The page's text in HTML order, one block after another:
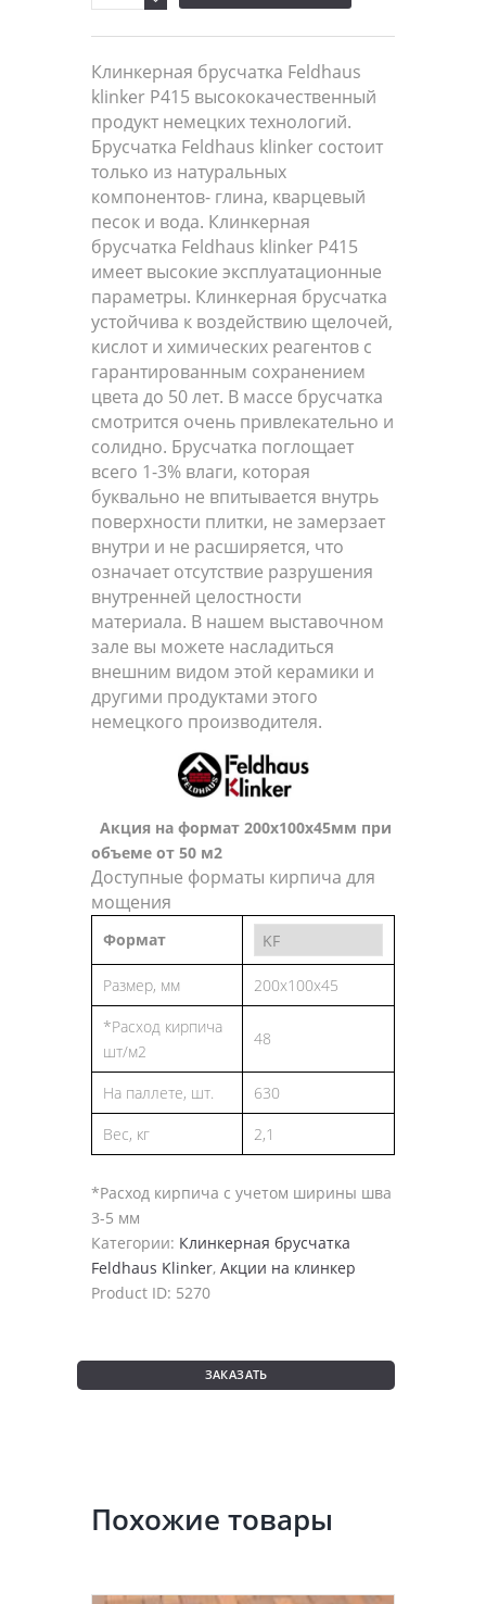
Клинкерная брусчатка Feldhaus
klinker P415 высококачественный
продукт немецких технологий.
Брусчатка Feldhaus klinker состоит
только из натуральных
компонентов- глина, кварцевый
песок и вода. Клинкерная
брусчатка Feldhaus klinker P415
имеет высокие эксплуатационные
параметры. Клинкерная брусчатка
устойчива к воздействию щелочей,
кислот и химических реагентов с
гарантированным сохранением
цвета до 50 лет. В массе брусчатка
смотрится очень привлекательно и
солидно. Брусчатка поглощает
всего 1-3% влаги, которая
буквально не впитывается внутрь
поверхности плитки, не замерзает
внутри и не расширяется, что
означает отсутствие разрушения
внутренней целостности
материала. В нашем выставочном
зале вы можете насладиться
внешним видом этой керамики и
другими продуктами этого
немецкого производителя.
Акция на формат 200х100х45мм при
объеме от 50 м2
Доступные форматы кирпича для
мощения
Формат
Размер, мм
200x100x45
*Расход кирпича
шт/м2
48
На паллете, шт.
630
Вес, кг
2,1
*Расход кирпича с учетом ширины шва
3-5 мм
Категории: Клинкерная брусчатка
Feldhaus Klinker, Акции на клинкер
Product ID: 5270
ЗАКАЗАТЬ
Похожие товары